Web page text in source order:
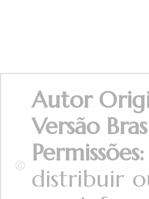
Autor
Versão
distribuir